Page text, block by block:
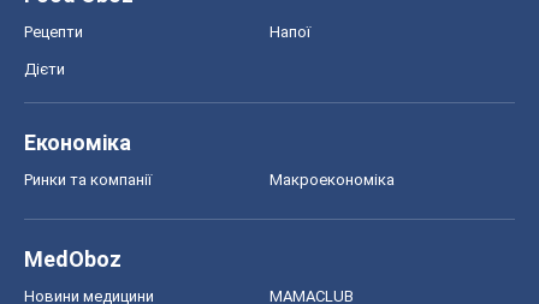
Рецепти Напої
Дієти
Економіка
Ринки та компанії Макроекономіка
MedOboz
Новини медицини MAMACLUB